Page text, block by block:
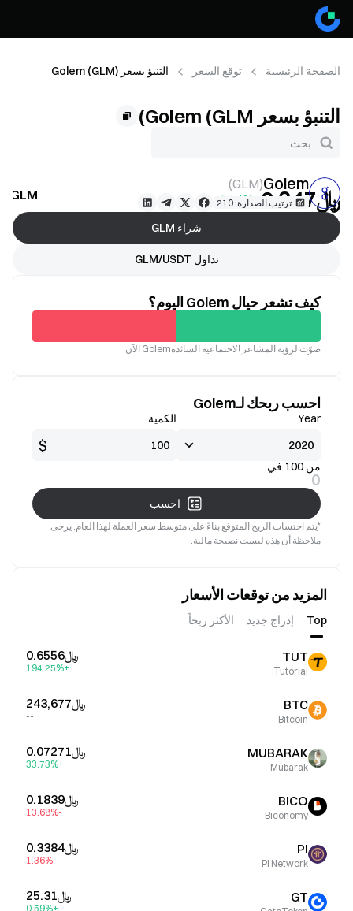
الصفحة الرئيسية توقع السعر التنبؤ بسعر Golem (GLM)
التنبؤ بسعر Golem (GLM)
Golem
(
GLM
)
ترتيب الصدارة: 210 GLM توقع السعر ﷼‎0.347 +1.14%
شراء GLM
تداول GLM/USDT
كيف تشعر حيال Golem اليوم؟
جيدة
غير
صوّت لرؤية المشاعر الاجتماعية السائدةGolem الآن
احسب ربحك لـGolem
Year الكمية
$
من 100 في
0
احسب
*يتم احتساب الربح المتوقع بناءً على متوسط سعر العملة لهذا العام. يرجى
ملاحظة أن هذه ليست نصيحة مالية.
المزيد من توقعات الأسعار
Top إدراج جديد الأكثر ربحاً
TUT
Tutorial
﷼‎0.6556
+194.25%
BTC
Bitcoin
﷼‎243,677
--
MUBARAK
Mubarak
﷼‎0.07271
+33.73%
BICO
Biconomy
﷼‎0.1839
-13.68%
PI
Pi Network
﷼‎0.3384
-1.36%
GT ﷼‎25.31
+0.59%